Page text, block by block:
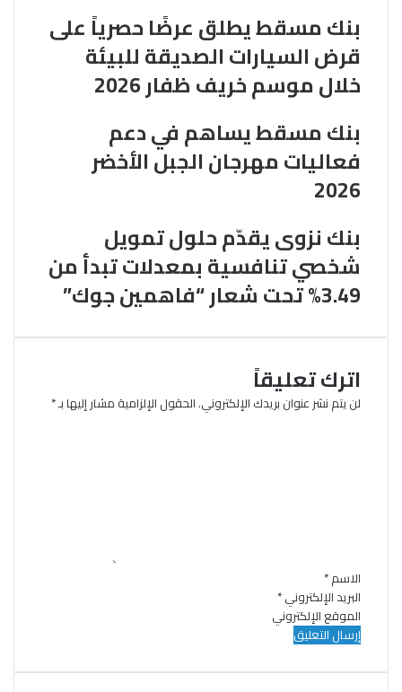
بنك مسقط يطلق عرضًا حصرياً على
قرض السيارات الصديقة للبيئة
خلال موسم خريف ظفار 2026
بنك مسقط يساهم في دعم
فعاليات مهرجان الجبل الأخضر
2026
بنك نزوى يقدّم حلول تمويل
شخصي تنافسية بمعدلات تبدأ من
3.49% تحت شعار “فاهمين جوك”
اترك تعليقاً
لن يتم نشر عنوان بريدك الإلكتروني.الحقول الإلزامية مشار إليها بـ*
الاسم*
البريد الإلكتروني*
الموقع الإلكتروني